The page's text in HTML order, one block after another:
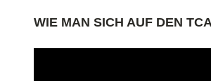
WIE MAN SICH AUF DEN